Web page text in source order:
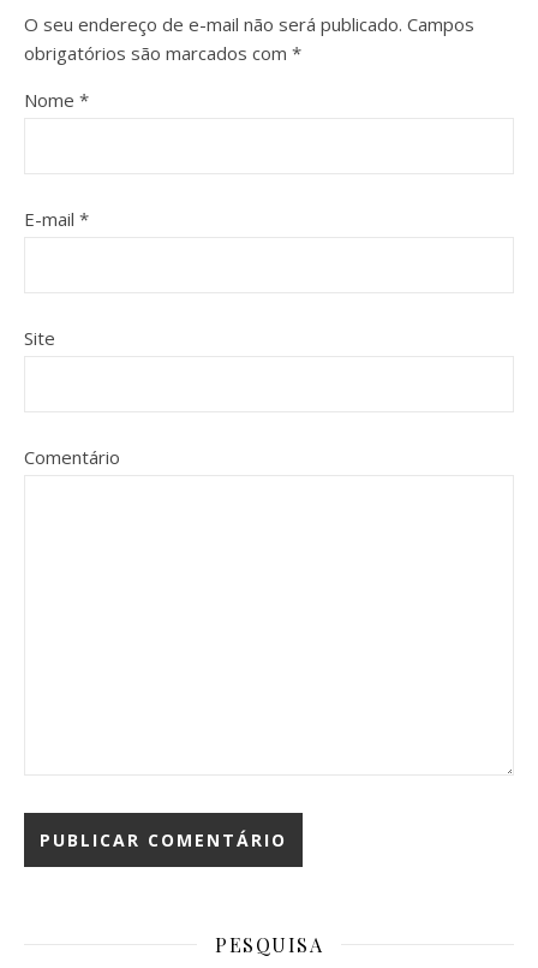
O seu endereço de e-mail não será publicado. Campos
obrigatórios são marcados com *
Nome *
E-mail *
Site
Comentário
PESQUISA